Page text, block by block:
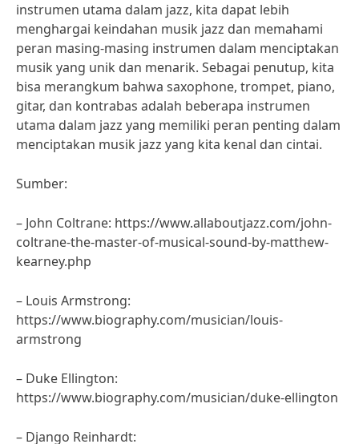
instrumen utama dalam jazz, kita dapat lebih
menghargai keindahan musik jazz dan memahami
peran masing-masing instrumen dalam menciptakan
musik yang unik dan menarik. Sebagai penutup, kita
bisa merangkum bahwa saxophone, trompet, piano,
gitar, dan kontrabas adalah beberapa instrumen
utama dalam jazz yang memiliki peran penting dalam
menciptakan musik jazz yang kita kenal dan cintai.
Sumber:
– John Coltrane: https://www.allaboutjazz.com/john-
coltrane-the-master-of-musical-sound-by-matthew-
kearney.php
– Louis Armstrong:
https://www.biography.com/musician/louis-
armstrong
– Duke Ellington:
https://www.biography.com/musician/duke-ellington
– Django Reinhardt: